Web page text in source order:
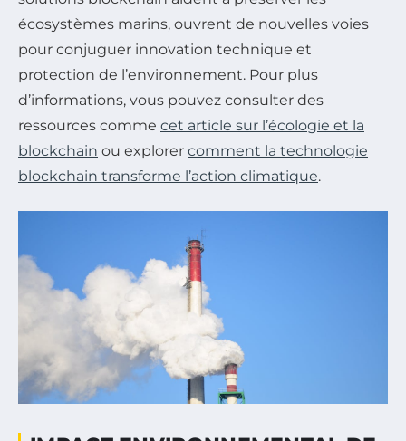
écosystèmes marins, ouvrent de nouvelles voies
pour conjuguer innovation technique et
protection de l’environnement. Pour plus
d’informations, vous pouvez consulter des
ressources comme cet article sur l’écologie et la
blockchain ou explorer comment la technologie
blockchain transforme l’action climatique.